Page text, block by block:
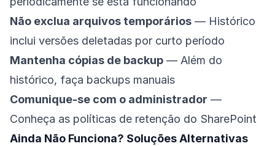
Não exclua arquivos temporários — Histórico
inclui versões deletadas por curto período
Mantenha cópias de backup — Além do
histórico, faça backups manuais
Comunique-se com o administrador —
Conheça as políticas de retenção do SharePoint
Ainda Não Funciona? Soluções Alternativas